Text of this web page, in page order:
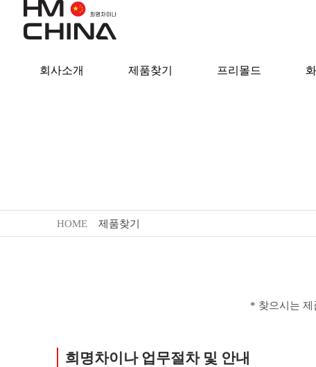
회사소개 제품찾기 프리몰드
HOME 제품찾기
* 찾으시는 제
희명차이나 업무절차 및 안내